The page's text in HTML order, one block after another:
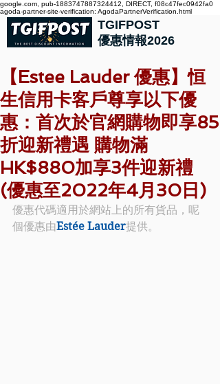
google.com, pub-1883747887324412, DIRECT, f08c47fec0942fa0
agoda-partner-site-verification: AgodaPartnerVerification.html
TGIFPOST
優惠情報2026
【Estee Lauder 優惠】恒
生信用卡客戶尊享以下優
惠：首次於官網購物即享85
折迎新禮遇 購物滿
HK$880加享3件迎新禮
(優惠至2022年4月30日)
優惠代碼適用於網站上的所有貨品，呢
個優惠由Estée Lauder提供。